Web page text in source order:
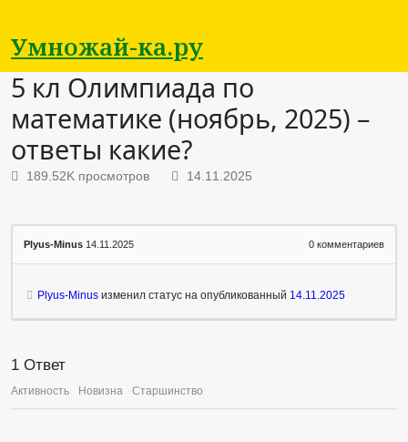
Умножай-ка.ру
5 кл Олимпиада по
математике (ноябрь, 2025) –
ответы какие?
189.52K просмотров 14.11.2025
Plyus-Minus 14.11.2025 0 комментариев
Plyus-Minus изменил статус на опубликованный 14.11.2025
1 Ответ
Активность Новизна Старшинство